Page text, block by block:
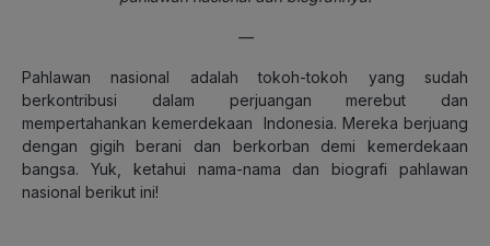
—
Pahlawan nasional adalah tokoh-tokoh yang sudah
berkontribusi dalam perjuangan merebut dan
mempertahankan kemerdekaan Indonesia. Mereka berjuang
dengan gigih berani dan berkorban demi kemerdekaan
bangsa. Yuk, ketahui nama-nama dan biografi pahlawan
nasional berikut ini!